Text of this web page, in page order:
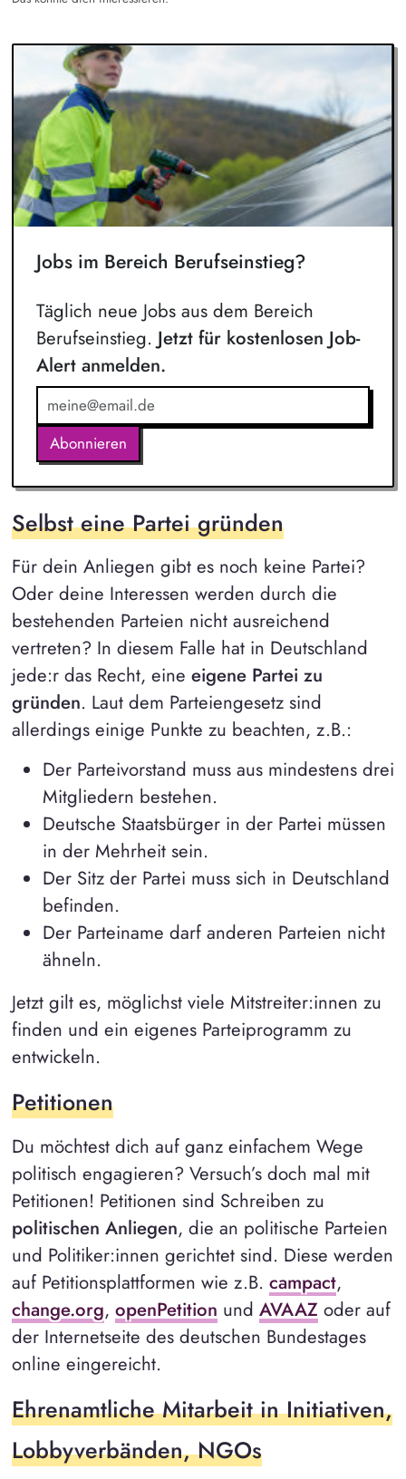
Jobs im Bereich Berufseinstieg?
Täglich neue Jobs aus dem Bereich
Berufseinstieg. Jetzt für kostenlosen Job-
Alert anmelden.
Abonnieren
Selbst eine Partei gründen
Für dein Anliegen gibt es noch keine Partei?
Oder deine Interessen werden durch die
bestehenden Parteien nicht ausreichend
vertreten? In diesem Falle hat in Deutschland
jede:r das Recht, eine eigene Partei zu
gründen. Laut dem Parteiengesetz sind
allerdings einige Punkte zu beachten, z.B.:
Der Parteivorstand muss aus mindestens drei
Mitgliedern bestehen.
Deutsche Staatsbürger in der Partei müssen
in der Mehrheit sein.
Der Sitz der Partei muss sich in Deutschland
befinden.
Der Parteiname darf anderen Parteien nicht
ähneln.
Jetzt gilt es, möglichst viele Mitstreiter:innen zu
finden und ein eigenes Parteiprogramm zu
entwickeln.
Petitionen
Du möchtest dich auf ganz einfachem Wege
politisch engagieren? Versuch’s doch mal mit
Petitionen! Petitionen sind Schreiben zu
politischen Anliegen, die an politische Parteien
und Politiker:innen gerichtet sind. Diese werden
auf Petitionsplattformen wie z.B. campact,
change.org, openPetition und AVAAZ oder auf
der Internetseite des deutschen Bundestages
online eingereicht.
Ehrenamtliche Mitarbeit in Initiativen,
Lobbyverbänden, NGOs